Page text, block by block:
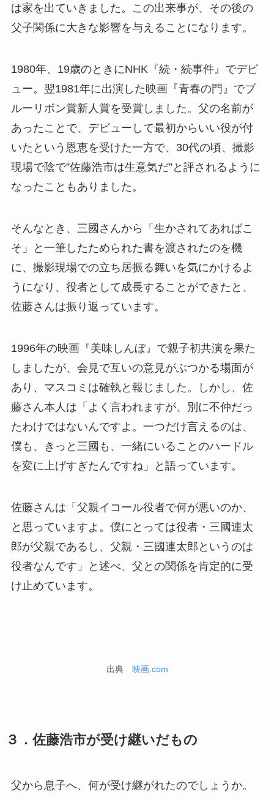
は家を出ていきました。この出来事が、その後の
父子関係に大きな影響を与えることになります。
1980年、19歳のときにNHK『続・続事件』でデビ
ュー。翌1981年に出演した映画『青春の門』でブ
ルーリボン賞新人賞を受賞しました。父の名前が
あったことで、デビューして最初からいい役が付
いたという恩恵を受けた一方で、30代の頃、撮影
現場で陰で”佐藤浩市は生意気だ”と評されるように
なったこともありました。
そんなとき、三國さんから「生かされてあればこ
そ」と一筆したためられた書を渡されたのを機
に、撮影現場での立ち居振る舞いを気にかけるよ
うになり、役者として成長することができたと、
佐藤さんは振り返っています。
1996年の映画『美味しんぼ』で親子初共演を果た
しましたが、会見で互いの意見がぶつかる場面が
あり、マスコミは確執と報じました。しかし、佐
藤さん本人は「よく言われますが、別に不仲だっ
たわけではないんですよ。一つだけ言えるのは、
僕も、きっと三國も、一緒にいることのハードル
を変に上げすぎたんですね」と語っています。
佐藤さんは「父親イコール役者で何が悪いのか、
と思っていますよ。僕にとっては役者・三國連太
郎が父親であるし、父親・三國連太郎というのは
役者なんです」と述べ、父との関係を肯定的に受
け止めています。
出典 映画.com
３．佐藤浩市が受け継いだもの
父から息子へ、何が受け継がれたのでしょうか。